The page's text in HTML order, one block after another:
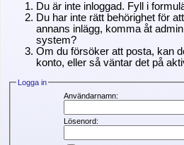
Du är inte inloggad. Fyll i
Du har inte rätt behörighet för
annans inlägg, komma åt
system?
Om du försöker att posta, kan
konto, eller så väntar det på
Logga in
Användarnamn:
Lösenord: